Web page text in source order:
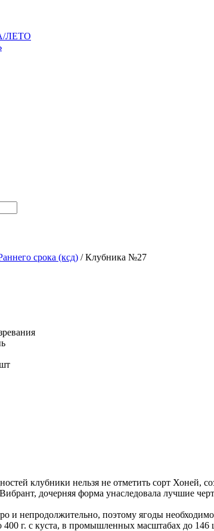
ЛЕТО
срока (ксд) / Клубника №27
клубники нельзя не отметить сорт
дочерняя форма унаследовала лучшие
и непродолжительно, поэтому ягоды
г. с куста, в промышленных масштабах до 146